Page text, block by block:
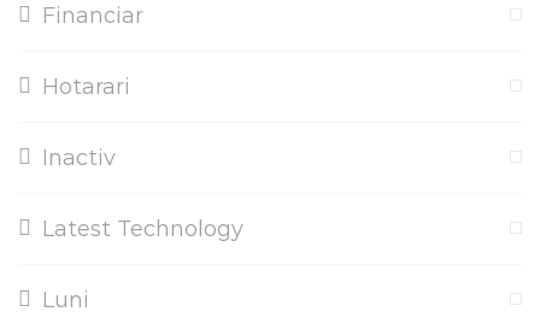
Financiar
Hotarari
Inactiv
Latest Technology
Luni